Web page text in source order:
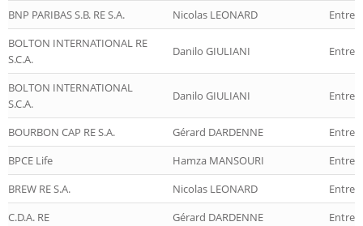
BNP PARIBAS S.B. RE S.A. Nicolas LEONARD
BOLTON INTERNATIONAL RE
S.C.A.
Danilo GIULIANI
BOLTON INTERNATIONAL
S.C.A.
Danilo GIULIANI
BOURBON CAP RE S.A. Gérard DARDENNE
BPCE Life
Hamza MANSOURI
BREW RE S.A.
Nicolas LEONARD
C.D.A. RE
Gérard DARDENNE